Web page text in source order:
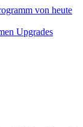
Upgrades